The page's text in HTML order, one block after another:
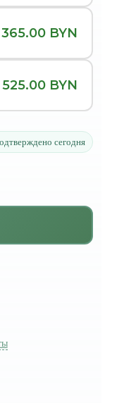
365.00 BYN
525.00 BYN
сегодня